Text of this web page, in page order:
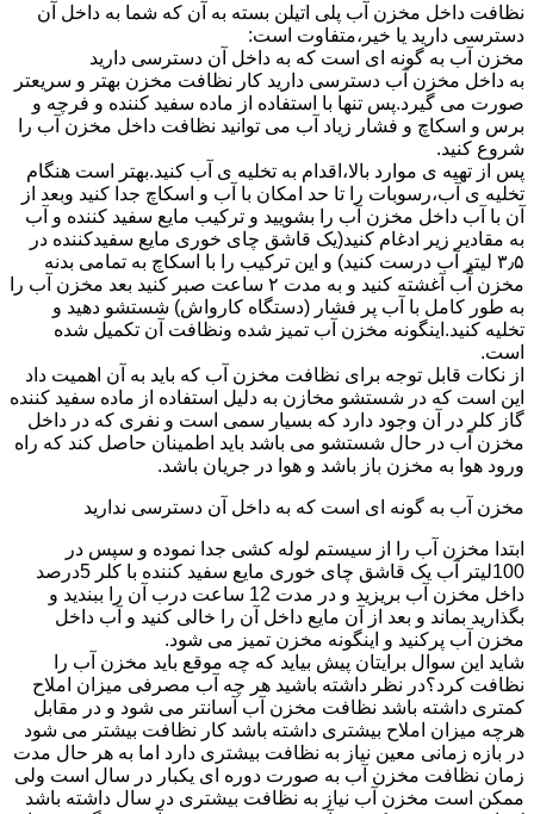
نظافت داخل مخزن آب پلی اتیلن بسته به آن که شما به داخل آن
دسترسی دارید یا خیر،متفاوت است:
مخزن آب به گونه ای است که به داخل آن دسترسی دارید
به داخل مخزن آب دسترسی دارید کار نظافت مخزن بهتر و سریعتر
صورت می گیرد.پس تنها با استفاده از ماده سفید کننده و فرچه و
برس و اسکاچ و فشار زیاد آب می توانید نظافت داخل مخزن آب را
شروع کنید.
پس از تهیه ی موارد بالا،اقدام به تخلیه ی آب کنید.بهتر است هنگام
تخلیه ی آب،رسوبات را تا حد امکان با آب و اسکاچ جدا کنید وبعد از
آن با آب داخل مخزن آب را بشویید و ترکیب مایع سفید کننده و آب
به مقادیر زیر ادغام کنید(یک قاشق چای خوری مایع سفیدکننده در
۳٫۵ لیتر آب درست کنید) و این ترکیب را با اسکاچ به تمامی بدنه
مخزن آّب آغشته کنید و به مدت ۲ ساعت صبر کنید بعد مخزن آب را
به طور کامل با آب پر فشار (دستگاه کارواش) شستشو دهید و
تخلیه کنید.اینگونه مخزن آب تمیز شده ونظافت آن تکمیل شده
است.
از نکات قابل توجه برای نظافت مخزن آب که باید به آن اهمیت داد
این است که در شستشو مخازن به دلیل استفاده از ماده سفید کننده
گاز کلر در آن وجود دارد که بسیار سمی است و نفری که در داخل
مخزن آب در حال شستشو می باشد باید اطمینان حاصل کند که راه
ورود هوا به مخزن باز باشد و هوا در جریان باشد.
مخزن آب به گونه ای است که به داخل آن دسترسی ندارید
ابتدا مخزن آب را از سیستم لوله کشی جدا نموده و سپس در
100لیتر آب یک قاشق چای خوری مایع سفید کننده با کلر 5درصد
داخل مخزن آب بریزید و در مدت 12 ساعت درب آن را ببندید و
بگذارید بماند و بعد از آن مایع داخل آن را خالی کنید و آب داخل
مخزن آب پرکنید و اینگونه مخزن تمیز می شود.
شاید این سوال برایتان پیش بیاید که چه موقع باید مخزن آب را
نظافت کرد؟در نظر داشته باشید هر چه آب مصرفی میزان املاح
کمتری داشته باشد نظافت مخزن آب آسانتر می شود و در مقابل
هرچه میزان املاح بیشتری داشته باشد کار نظافت بیشتر می شود
در بازه زمانی معین نیاز به نظافت بیشتری دارد اما به هر حال مدت
زمان نظافت مخزن آب به صورت دوره ای یکبار در سال است ولی
ممکن است مخزن آب نیاز به نظافت بیشتری در سال داشته باشد